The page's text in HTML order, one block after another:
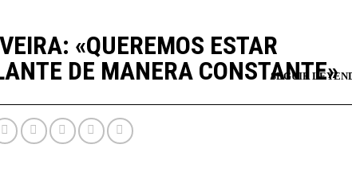
«QUEREMOS ESTAR
DE MANERA CONSTANTE»